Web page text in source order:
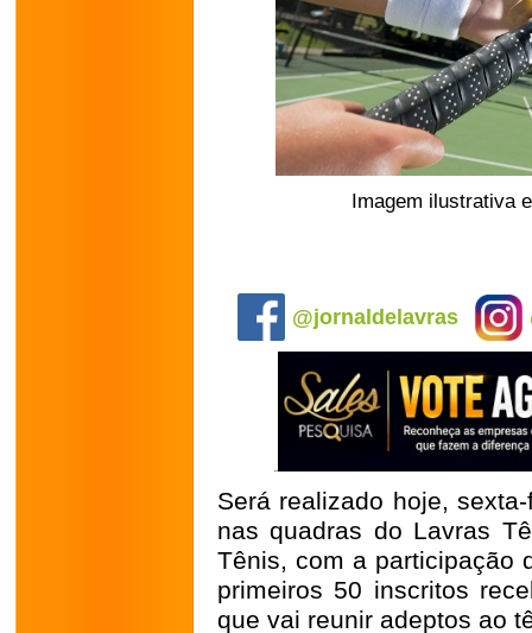
Imagem ilustrativa
@jornaldelavras
Será realizado hoje,
nas quadras do Lavras
Tênis, com a participação
primeiros 50 inscritos
que vai reunir adeptos ao